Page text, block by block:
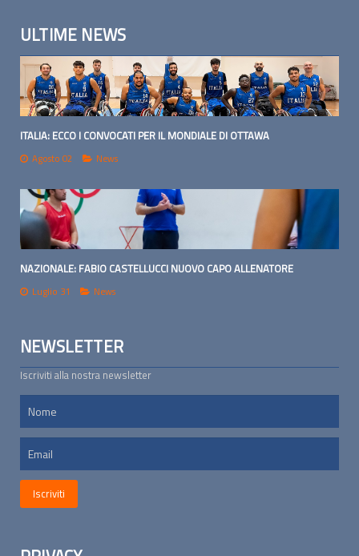
ULTIME NEWS
ITALIA: ECCO I CONVOCATI PER IL MONDIALE DI OTTAWA
Agosto 02 News
NAZIONALE: FABIO CASTELLUCCI NUOVO CAPO ALLENATORE
Luglio 31 News
NEWSLETTER
Iscriviti alla nostra newsletter